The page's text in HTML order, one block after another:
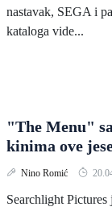
nastavak, SEGA i
kataloga vide...
"The Menu"
kinima ove
Nino Romić
Searchlight